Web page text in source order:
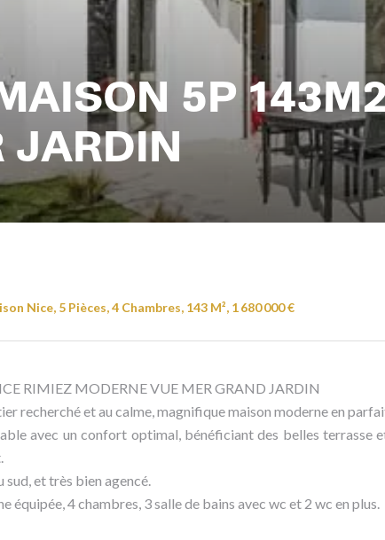
5P
JARDIN
Nice, 5 Pièces, 4 Chambres, 143 M², 1 680 000 €
RIMIEZ MODERNE VUE MER GRAND JARDIN
recherché et au calme, magnifique maison moderne en
avec un confort optimal, bénéficiant des belles terrasse
sud, et très bien agencé.
équipée, 4 chambres, 3 salle de bains avec wc et 2 wc en plus.